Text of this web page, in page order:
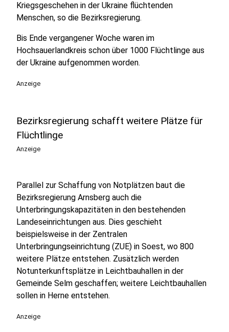
Kriegsgeschehen in der Ukraine flüchtenden
Menschen, so die Bezirksregierung.
Bis Ende vergangener Woche waren im
Hochsauerlandkreis schon über 1000 Flüchtlinge aus
der Ukraine aufgenommen worden.
Anzeige
Bezirksregierung schafft weitere Plätze für
Flüchtlinge
Anzeige
Parallel zur Schaffung von Notplätzen baut die
Bezirksregierung Arnsberg auch die
Unterbringungskapazitäten in den bestehenden
Landeseinrichtungen aus. Dies geschieht
beispielsweise in der Zentralen
Unterbringungseinrichtung (ZUE) in Soest, wo 800
weitere Plätze entstehen. Zusätzlich werden
Notunterkunftsplätze in Leichtbauhallen in der
Gemeinde Selm geschaffen; weitere Leichtbauhallen
sollen in Herne entstehen.
Anzeige